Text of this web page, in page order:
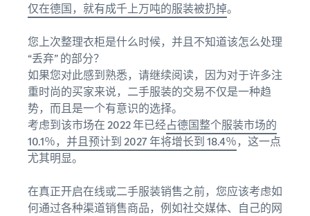
仅在德国，就有成千上万吨的服装被扔掉。
您上次整理衣柜是什么时候，并且不知道该怎么处理
“丢弃” 的部分？
如果您对此感到熟悉，请继续阅读，因为对于许多注
重时尚的买家来说，二手服装的交易不仅是一种趋
势，而且是一个有意识的选择。
考虑到该市场在 2022 年已经占德国整个服装市场的
10.1％，并且预计到 2027 年将增长到 18.4％ ，这一点
尤其明显。
在真正开启在线或二手服装销售之前，您应该考虑如
何通过各种渠道销售商品，例如社交媒体、自己的网